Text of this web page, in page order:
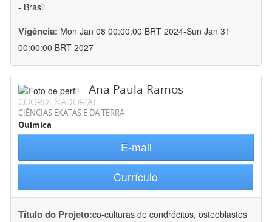
- Brasil
Vigência: Mon Jan 08 00:00:00 BRT 2024-Sun Jan 31
00:00:00 BRT 2027
Ana Paula Ramos
COORDENADOR(A)
CIÊNCIAS EXATAS E DA TERRA
Química
E-mail
Currículo
Título do Projeto:co-culturas de condrócitos, osteoblastos